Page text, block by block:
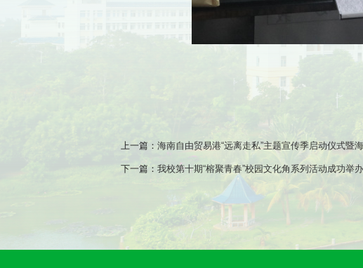
上一篇： 海南自由贸易港“远离走私”主题宣传季启动仪式暨
下一篇： 我校第十期“榕聚青春”校园文化角系列活动成功举办